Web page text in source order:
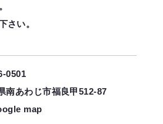
さい。
0501
南あわじ市福良甲512-87
map